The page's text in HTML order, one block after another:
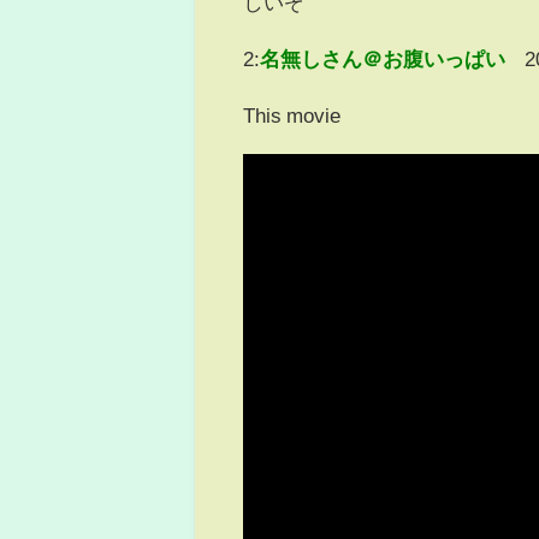
2:名無しさん＠お腹いっぱい
This movie